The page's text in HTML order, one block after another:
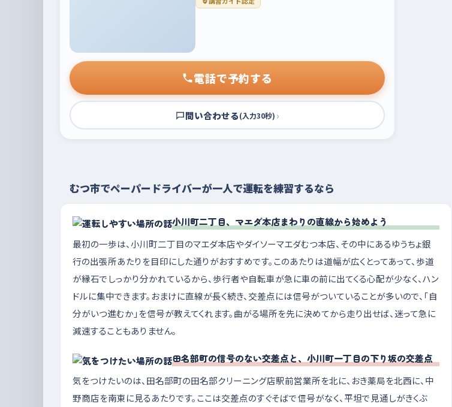
電話で予約する
問い合わせる(入力30秒) ›
むつ市でペーパードライバーが一人で運転を練習するなら
小川町二丁目、マエダ本店まわりの直線から始めよう
最初の一歩は、小川町二丁目のマエダ本店やダイソーマエダむつ本店、その中にあるゆうちょ銀
行の出張所あたりを目印にした通りがおすすめです。このあたりは道幅が広くとってあって、歩道
が縁石でしっかり分かれているから、歩行者や自転車が急に車の前に出てくる心配が少なく、ハン
ドルに集中できます。おまけに直線が長く続き、交差点には信号がついていることが多いので、「自
分がいつ進むか」を信号が教えてくれます。曲がる場所を先に決めてから走り出せば、迷って急に
減速することもありません。
田名部町の信号のない交差点と、小川町一丁目の下り坂の交差点
気をつけたいのは、田名部町の田名部クリーニング店駅前営業所を北に、おき薬局を北西に、中
野商店を南東に見るあたりです。ここは交差点のすぐそばで信号がなく、平坦で見通しがきくぶ